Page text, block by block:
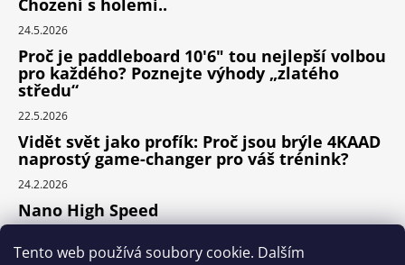
Tento web používá soubory cookie. Dalším
24.5.2026
Proč je paddleboard 10'6" tou nejlepší volbou
pro každého? Poznejte výhody „zlatého
středu“
22.5.2026
Vidět svět jako profík: Proč jsou brýle 4KAAD
naprostý game-changer pro váš trénink?
24.2.2026
Nano High Speed